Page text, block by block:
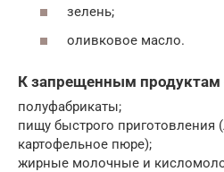
зелень;
оливковое масло.
К запрещенным продуктам
полуфабрикаты;
пищу быстрого приготовления
картофельное пюре);
жирные молочные и